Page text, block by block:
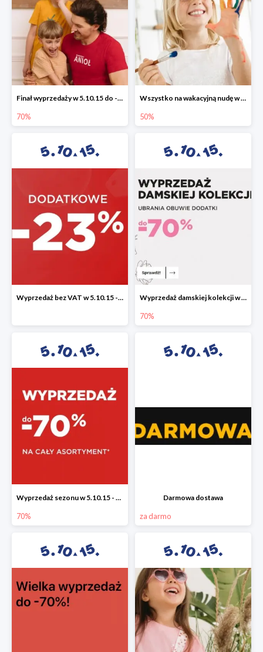
Finał wyprzedaży w 5.10.15 do -70%
70%
Wszystko na wakacyjną nudę w 5.10.15 - gry i zabawki do -50%
50%
Wyprzedaż bez VAT w 5.10.15 - dodatkowe -23% rabatu Wyprzedaż damskiej kolekcji w 5.10.15 - ubrania, obuwie i dodatki do -70%
70%
Wyprzedaż sezonu w 5.10.15 - cały asortyment -70%
70%
Darmowa dostawa
za darmo